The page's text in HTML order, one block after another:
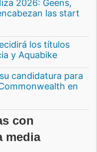
2026: Geens,
las start
los títulos
y Aquabike
candidatura para
en
con
media